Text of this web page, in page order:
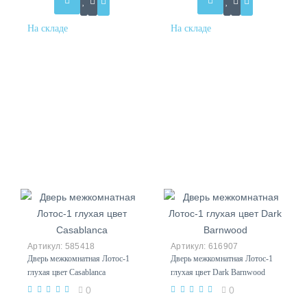
585418
Дверь межкомнатная Лотос-1
глухая цвет Casablanca
0
616907
Дверь межкомнатная Лотос-1
глухая цвет Dark Barnwood
0